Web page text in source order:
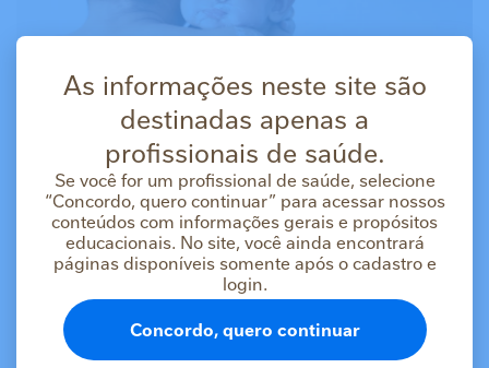
As informações deste conteúdo estão
destinadas apenas a profissionais da saúde
Se você é um profissional da saúde, faça login ou
cadastre-se para acessar o conteúdo.
As informações neste site são
destinadas apenas a
profissionais de saúde.
Se você for um profissional de saúde, selecione
“Concordo, quero continuar” para acessar nossos
conteúdos com informações gerais e propósitos
educacionais. No site, você ainda encontrará
páginas disponíveis somente após o cadastro e
login.
Concordo, quero continuar